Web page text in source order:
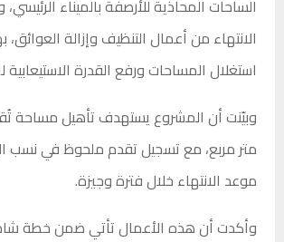
الساحات المحاذية للأرصفة بالميناء
الانتهاء من أعمال التنظيف وإزالة
استغلال المساحات ورفع القدرة الاستيعابية
متر مربع، مع تسجيل تقدم ملحوظ في نسب
موعد الانتهاء خلال فترة وجيزة.
وأكدت أن هذه الأعمال تأتي ضمن خطة